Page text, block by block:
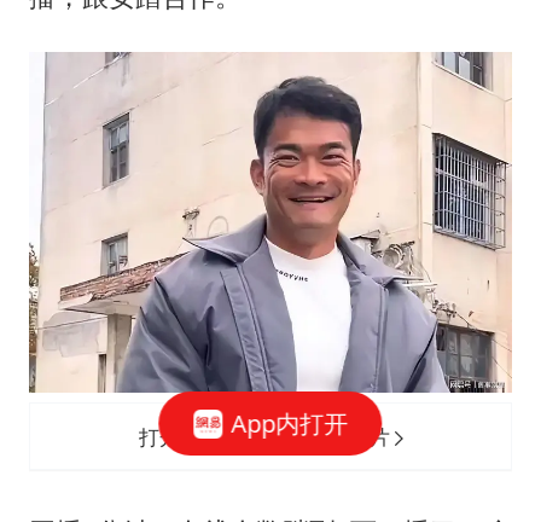
打开网易新闻 查看精彩图片
App内打开